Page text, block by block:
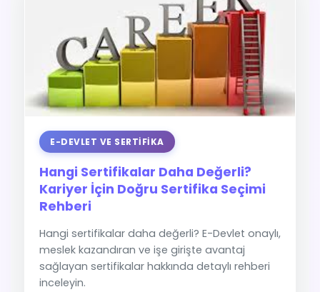
E-DEVLET VE SERTIFIKA
Hangi Sertifikalar Daha Değerli?
Kariyer İçin Doğru Sertifika Seçimi
Rehberi
Hangi sertifikalar daha değerli? E-Devlet onaylı,
meslek kazandıran ve işe girişte avantaj
sağlayan sertifikalar hakkında detaylı rehberi
inceleyin.